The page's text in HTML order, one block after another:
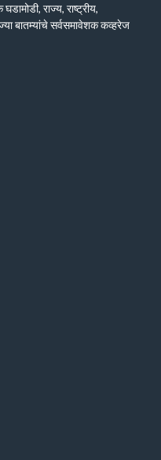
राज्य, राष्ट्रीय,
बातम्यांचे सर्वसमावेशक कव्हरेज